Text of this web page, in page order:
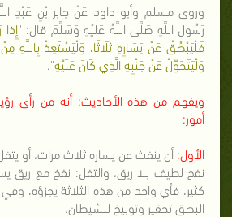
وروى مسلم وأبو داود عَنْ جابر بْنِ عَبْدِ
رَسُولَ اللَّهِ صَلَّى اللَّهُ عَلَيْهِ وَسَلَّمَ قَالَ: "
فَلْيَبْصُقْ عَنْ يَسَارِهِ ثَلَاثًا، وَلْيَسْتَعِذْ بِاللَّهِ مِنْ
وَلْيَتَحَوَّلْ عَنْ جَنْبِهِ الَّذِي كَانَ عَلَيْهِ".
ويفهم من هذه الأحاديث: أنه من رأى
أمور:
الأول: أن ينفث عن يساره ثلاث مرات، أو
نفخ لطيف بلا ريق، والتفل: نفخ مع ريق
كثير، فأي واحد من هذه الثلاثة يجزؤه،
البصق تحقير وتوبيخ للشيطان.